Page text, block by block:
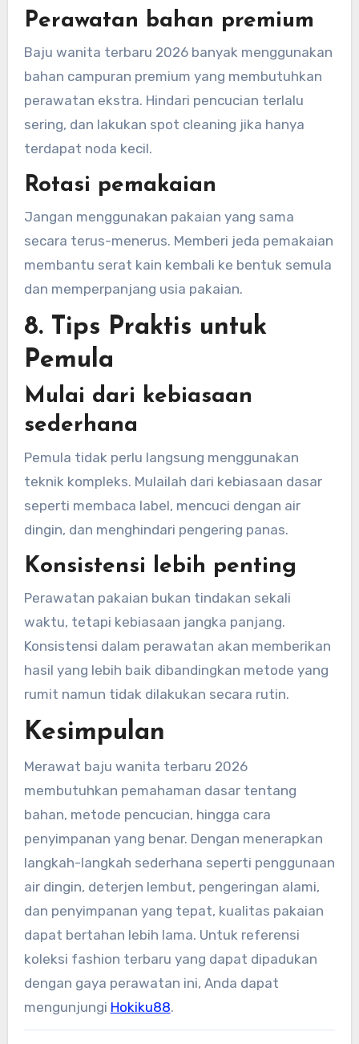
Perawatan bahan premium
Baju wanita terbaru 2026 banyak menggunakan
bahan campuran premium yang membutuhkan
perawatan ekstra. Hindari pencucian terlalu
sering, dan lakukan spot cleaning jika hanya
terdapat noda kecil.
Rotasi pemakaian
Jangan menggunakan pakaian yang sama
secara terus-menerus. Memberi jeda pemakaian
membantu serat kain kembali ke bentuk semula
dan memperpanjang usia pakaian.
8. Tips Praktis untuk
Pemula
Mulai dari kebiasaan
sederhana
Pemula tidak perlu langsung menggunakan
teknik kompleks. Mulailah dari kebiasaan dasar
seperti membaca label, mencuci dengan air
dingin, dan menghindari pengering panas.
Konsistensi lebih penting
Perawatan pakaian bukan tindakan sekali
waktu, tetapi kebiasaan jangka panjang.
Konsistensi dalam perawatan akan memberikan
hasil yang lebih baik dibandingkan metode yang
rumit namun tidak dilakukan secara rutin.
Kesimpulan
Merawat baju wanita terbaru 2026
membutuhkan pemahaman dasar tentang
bahan, metode pencucian, hingga cara
penyimpanan yang benar. Dengan menerapkan
langkah-langkah sederhana seperti penggunaan
air dingin, deterjen lembut, pengeringan alami,
dan penyimpanan yang tepat, kualitas pakaian
dapat bertahan lebih lama. Untuk referensi
koleksi fashion terbaru yang dapat dipadukan
dengan gaya perawatan ini, Anda dapat
mengunjungi Hokiku88.